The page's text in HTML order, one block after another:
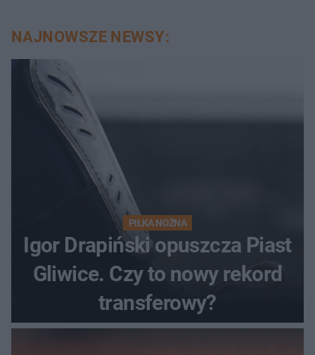
NAJNOWSZE NEWSY:
PIŁKA NOŻNA
Igor Drapiński opuszcza Piast
Gliwice. Czy to nowy rekord
transferowy?